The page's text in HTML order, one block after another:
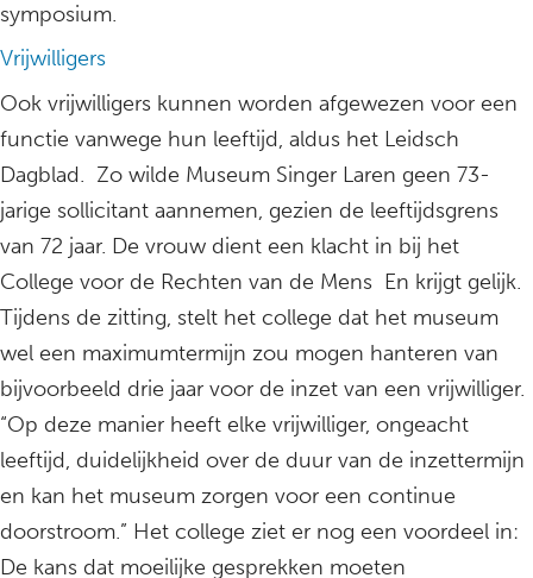
symposium.
Vrijwilligers
Ook vrijwilligers kunnen worden afgewezen voor een
functie vanwege hun leeftijd, aldus het Leidsch
Dagblad. Zo wilde Museum Singer Laren geen 73-
jarige sollicitant aannemen, gezien de leeftijdsgrens
van 72 jaar. De vrouw dient een klacht in bij het
College voor de Rechten van de Mens En krijgt gelijk.
Tijdens de zitting, stelt het college dat het museum
wel een maximumtermijn zou mogen hanteren van
bijvoorbeeld drie jaar voor de inzet van een vrijwilliger.
“Op deze manier heeft elke vrijwilliger, ongeacht
leeftijd, duidelijkheid over de duur van de inzettermijn
en kan het museum zorgen voor een continue
doorstroom.” Het college ziet er nog een voordeel in:
De kans dat moeilijke gesprekken moeten